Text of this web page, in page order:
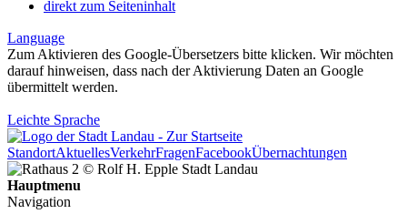
direkt zum Seiteninhalt
Language
Zum Aktivieren des Google-Übersetzers bitte klicken. Wir möchten
darauf hinweisen, dass nach der Aktivierung Daten an Google
übermittelt werden.
Leichte Sprache
StandortAktuellesVerkehrFragenFacebookÜbernachtungen
Hauptmenu
Navigation